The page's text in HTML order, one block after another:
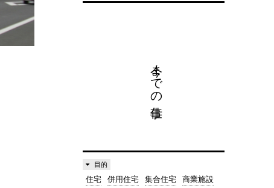
今までの仕事
目的
住宅 併用住宅 集合住宅 商業施設